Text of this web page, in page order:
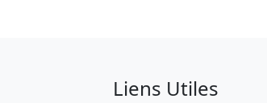
Liens Utiles